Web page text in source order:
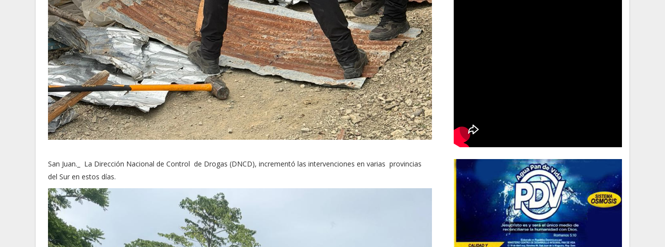
San Juan._ La Dirección Nacional de Control de Drogas (DNCD), incrementó las intervenciones en varias provincias
del Sur en estos días.